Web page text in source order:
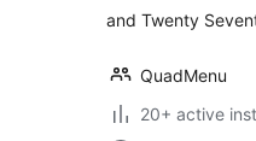
and Twenty
QuadMenu
20+ active